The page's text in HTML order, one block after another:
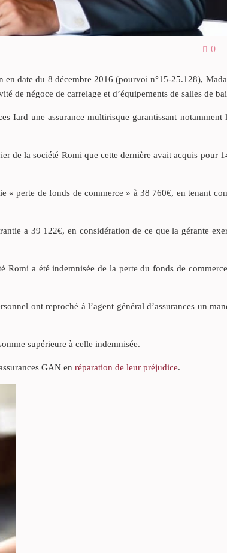
0
date du 8 décembre 2016 (pourvoi n°15-25.128),
de négoce de carrelage et d’équipements de salles de
Iard une assurance multirisque garantissant notamment
de la société Romi que cette dernière avait acquis pour
perte de fonds de commerce » à 38 760€, en tenant
a 39 122€, en considération de ce que la gérante
a été indemnisée de la perte du fonds de
ont reproché à l’agent général d’assurances un
supérieure à celle indemnisée.
GAN en réparation de leur préjudice.